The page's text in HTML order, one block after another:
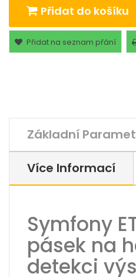
Přidat do košíku
Přidat na seznam přání
Základní
Více Informací
Symfony
pásek na
detekci